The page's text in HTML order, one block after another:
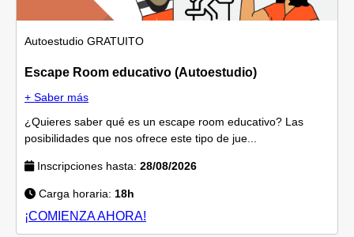
Autoestudio GRATUITO
Escape Room educativo (Autoestudio)
+ Saber más
¿Quieres saber qué es un escape room educativo? Las
posibilidades que nos ofrece este tipo de jue...
Inscripciones hasta: 28/08/2026
Carga horaria: 18h
¡COMIENZA AHORA!